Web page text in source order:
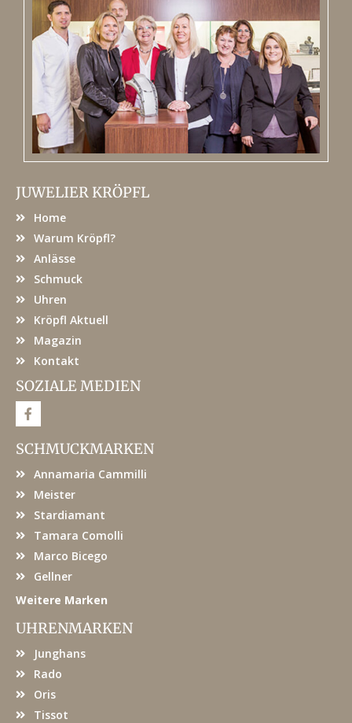
JUWELIER KRÖPFL
Home
Warum Kröpfl?
Anlässe
Schmuck
Uhren
Kröpfl Aktuell
Magazin
Kontakt
SOZIALE MEDIEN
F
a
e
b
o
SCHMUCKMARKEN
Annamaria Cammilli
Meister
Stardiamant
Tamara Comolli
Marco Bicego
Gellner
Weitere Marken
UHRENMARKEN
Junghans
Rado
Oris
Tissot